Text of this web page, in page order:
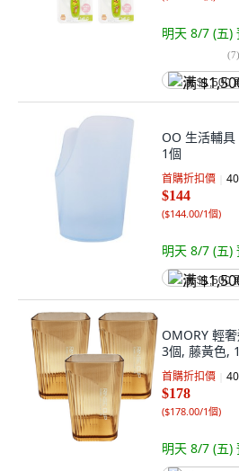
明天 8/7 (五)
(7)
满 $1,500
OO 生活輔
1個
首購折扣價 40
$144
($144.00/1個)
明天 8/7 (五)
满 $1,500
OMORY 輕
3個, 藤黃色,
首購折扣價 40
$178
($178.00/1個)
明天 8/7 (五)